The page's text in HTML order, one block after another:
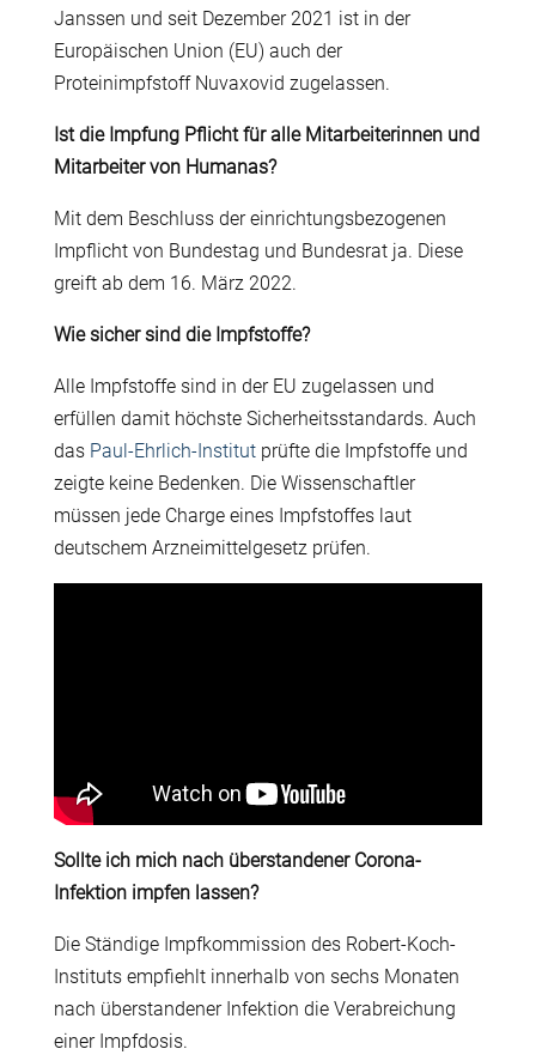
Janssen und seit Dezember 2021 ist in der
Europäischen Union (EU) auch der
Proteinimpfstoff Nuvaxovid zugelassen.
Ist die Impfung Pflicht für alle Mitarbeiterinnen und
Mitarbeiter von Humanas?
Mit dem Beschluss der einrichtungsbezogenen
Impflicht von Bundestag und Bundesrat ja. Diese
greift ab dem 16. März 2022.
Wie sicher sind die Impfstoffe?
Alle Impfstoffe sind in der EU zugelassen und
erfüllen damit höchste Sicherheitsstandards. Auch
das Paul-Ehrlich-Institutprüfte die Impfstoffe und
zeigte keine Bedenken. Die Wissenschaftler
müssen jede Charge eines Impfstoffes laut
deutschem Arzneimittelgesetz prüfen.
Sollte ich mich nach überstandener Corona-
Infektion impfen lassen?
Die Ständige Impfkommission des Robert-Koch-
Instituts empfiehlt innerhalb von sechs Monaten
nach überstandener Infektion die Verabreichung
einer Impfdosis.